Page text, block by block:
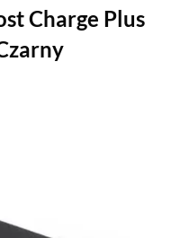
Charge Plus